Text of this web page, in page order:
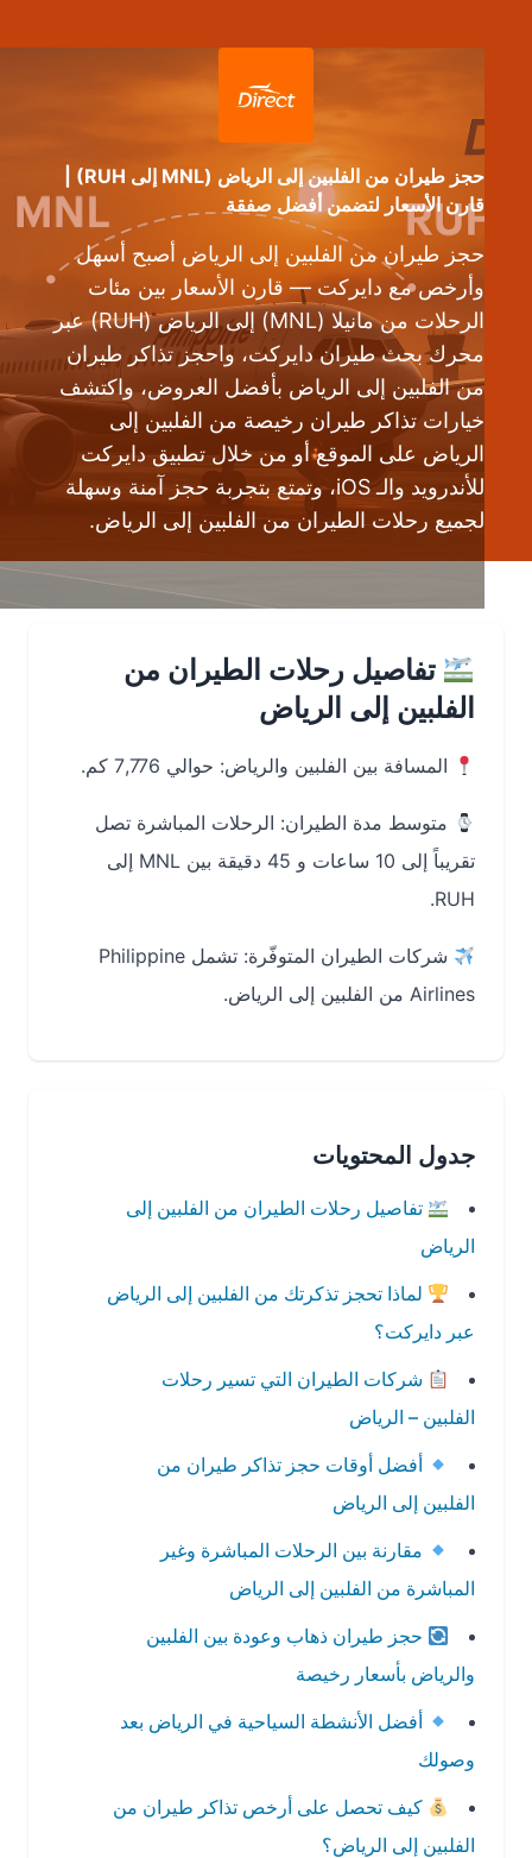
حجز طيران من الفلبين إلى الرياض (MNL إلى RUH) |
قارن الأسعار لتضمن أفضل صفقة
حجز طيران من الفلبين إلى الرياض أصبح أسهل
وأرخص مع دايركت — قارن الأسعار بين مئات
الرحلات من مانيلا (MNL) إلى الرياض (RUH) عبر
محرك بحث طيران دايركت، واحجز تذاكر طيران
من الفلبين إلى الرياض بأفضل العروض، واكتشف
خيارات تذاكر طيران رخيصة من الفلبين إلى
الرياض على الموقع أو من خلال تطبيق دايركت
للأندرويد والـ iOS، وتمتع بتجربة حجز آمنة وسهلة
لجميع رحلات الطيران من الفلبين إلى الرياض.
تفاصيل رحلات الطيران من
الفلبين إلى الرياض
المسافة بين الفلبين والرياض: حوالي 7,776 كم.
متوسط مدة الطيران: الرحلات المباشرة تصل
تقريباً إلى 10 ساعات و 45 دقيقة بين ‎MNL إلى
شركات الطيران المتوفّرة: تشمل ‎Philippine
Airlines من الفلبين إلى الرياض.
جدول المحتويات
تفاصيل رحلات الطيران من الفلبين إلى
الرياض
لماذا تحجز تذكرتك من الفلبين إلى الرياض
عبر دايركت؟
شركات الطيران التي تسير رحلات
الفلبين – الرياض
أفضل أوقات حجز تذاكر طيران من
الفلبين إلى الرياض
مقارنة بين الرحلات المباشرة وغير
المباشرة من الفلبين إلى الرياض
حجز طيران ذهاب وعودة بين الفلبين
والرياض بأسعار رخيصة
أفضل الأنشطة السياحية في الرياض بعد
وصولك
كيف تحصل على أرخص تذاكر طيران من
الفلبين إلى الرياض؟